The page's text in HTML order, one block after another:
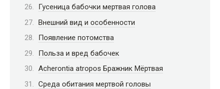
Гусеница бабочки мертвая голова
Внешний вид и особенности
Появление потомства
Польза и вред бабочек
Acherontia atropos Бражник Мёртвая
Среда обитания мертвой головы